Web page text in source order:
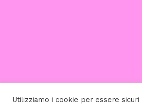
Utilizziamo i cookie per essere